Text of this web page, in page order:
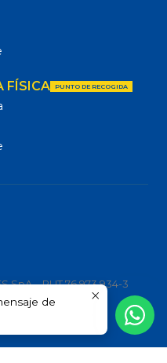
FÍSICA PUNTO DE RECOGIDA
SpA – RUT 76.973.934-3
reservados.
de